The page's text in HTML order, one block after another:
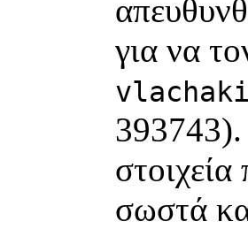
για να
393743).
σωστά